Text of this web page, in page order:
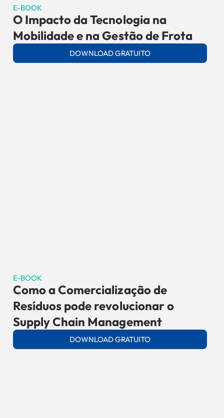
E-BOOK
O Impacto da Tecnologia na
Mobilidade e na Gestão de Frota
DOWNLOAD GRATUITO
E-BOOK
Como a Comercialização de
Resíduos pode revolucionar o
Supply Chain Management
DOWNLOAD GRATUITO